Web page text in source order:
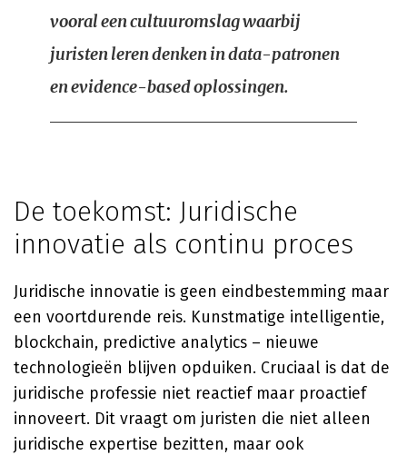
vooral een cultuuromslag waarbij
juristen leren denken in data-patronen
en evidence-based oplossingen.
De toekomst: Juridische
innovatie als continu proces
Juridische innovatie is geen eindbestemming maar
een voortdurende reis. Kunstmatige intelligentie,
blockchain, predictive analytics – nieuwe
technologieën blijven opduiken. Cruciaal is dat de
juridische professie niet reactief maar proactief
innoveert. Dit vraagt om juristen die niet alleen
juridische expertise bezitten, maar ook